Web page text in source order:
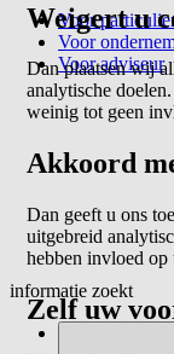
Voor
Voor
Voor adviseur
informatie zoekt
Weigert u
Dan plaatsen wij
analytische
weinig tot geen
Akkoord
Dan geeft u ons
uitgebreid
hebben invloed
Zelf uw